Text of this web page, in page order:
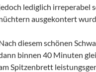
lediglich irreperabel
ausgekontert
diesem schönen
binnen 40 Minuten
Spitzenbrett